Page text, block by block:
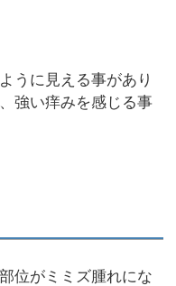
うに見える事があり
強い痒みを感じる事
位がミミズ腫れにな